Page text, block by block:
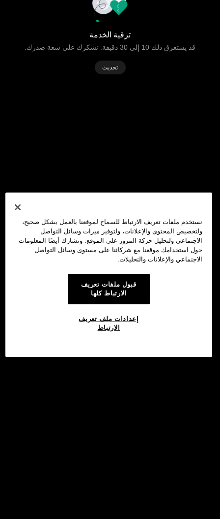
ترقية الخدمة
قد يستغرق ذلك 10 إلى 30 دقيقة. نشكرك على سعة صدرك.
تحديث
نستخدم ملفات تعريف الارتباط للسماح لموقعنا بالعمل بشكل صحيح،
ولتخصيص المحتوى والإعلانات، ولتوفير ميزات وسائل التواصل
الاجتماعي ولتحليل حركة المرور على الموقع. ونشارك أيضًا المعلومات
حول استخدامك موقعنا مع شركائنا على مستوى وسائل التواصل
الاجتماعي والإعلانات والتحليلات.
قبول ملفات تعريف
الارتباط كلها
إعدادات ملف تعريف
الارتباط